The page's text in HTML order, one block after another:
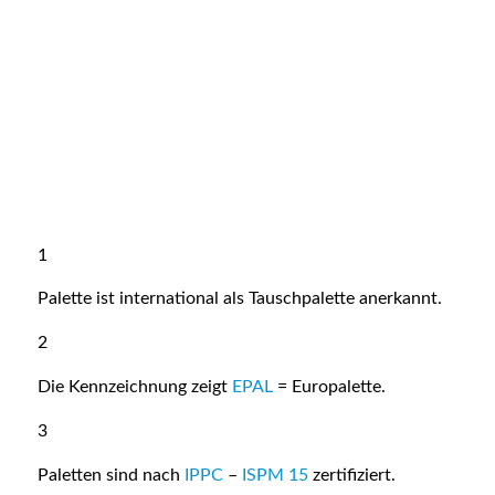
1
Palette ist international als Tauschpalette anerkannt.
2
Die Kennzeichnung zeigt EPAL= Europalette.
3
Paletten sind nach IPPC– ISPM 15zertifiziert.